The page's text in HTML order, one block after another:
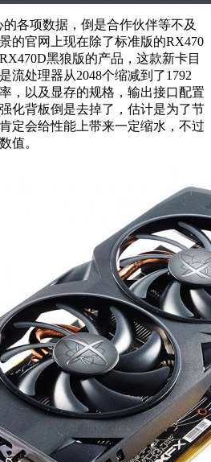
各项数据，倒是合作伙伴等不及
的官网上现在除了标准版的RX470
黑狼版的产品，这款新卡目
流处理器从2048个缩减到了1792
，以及显存的规格，输出接口配置
化背板倒是去掉了，估计是为了节
定会给性能上带来一定缩水，不过
值。